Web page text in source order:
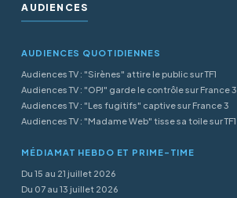
AUDIENCES
AUDIENCES QUOTIDIENNES
Audiences TV : "Sirènes" attire le public sur TF1
Audiences TV : "OPJ" garde le contrôle sur France 3
Audiences TV : "Les fugitifs" captive sur France 3
Audiences TV : "Madame Web" tisse sa toile sur TF1
MÉDIAMAT HEBDO ET PRIME-TIME
Du 15 au 21 juillet 2026
Du 07 au 13 juillet 2026